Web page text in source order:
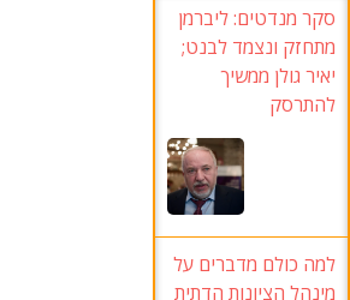
סקר מנדטים: ליברמן
מתחזק ונצמד לבנט;
יאיר גולן ממשיך
להתרסק
למה כולם מדברים על
מינהל הציונות הדתית